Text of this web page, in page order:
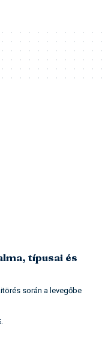
típusai és
során a levegőbe